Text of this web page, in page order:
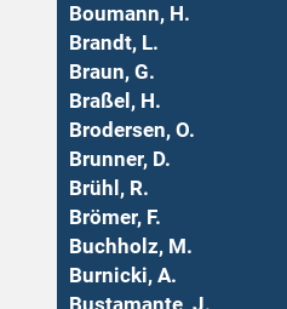
Boumann, H.
Brandt, L.
Braun, G.
Braßel, H.
Brodersen, O.
Brunner, D.
Brühl, R.
Brömer, F.
Buchholz, M.
Burnicki, A.
Bustamante, J.